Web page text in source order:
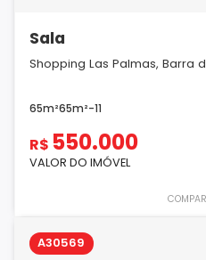
Sala
Shopping Las Palmas, Barra
65m²65m²-11
R$ 550.000
VALOR DO IMÓVEL
A30569